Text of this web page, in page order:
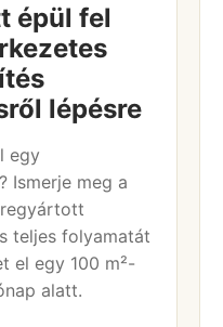
épül fel
lépésre
egy
Ismerje meg a
teljes folyamatát
el egy 100 m²-
alatt.